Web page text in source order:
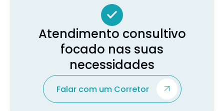
Atendimento consultivo
focado nas suas
necessidades
Falar com um Corretor